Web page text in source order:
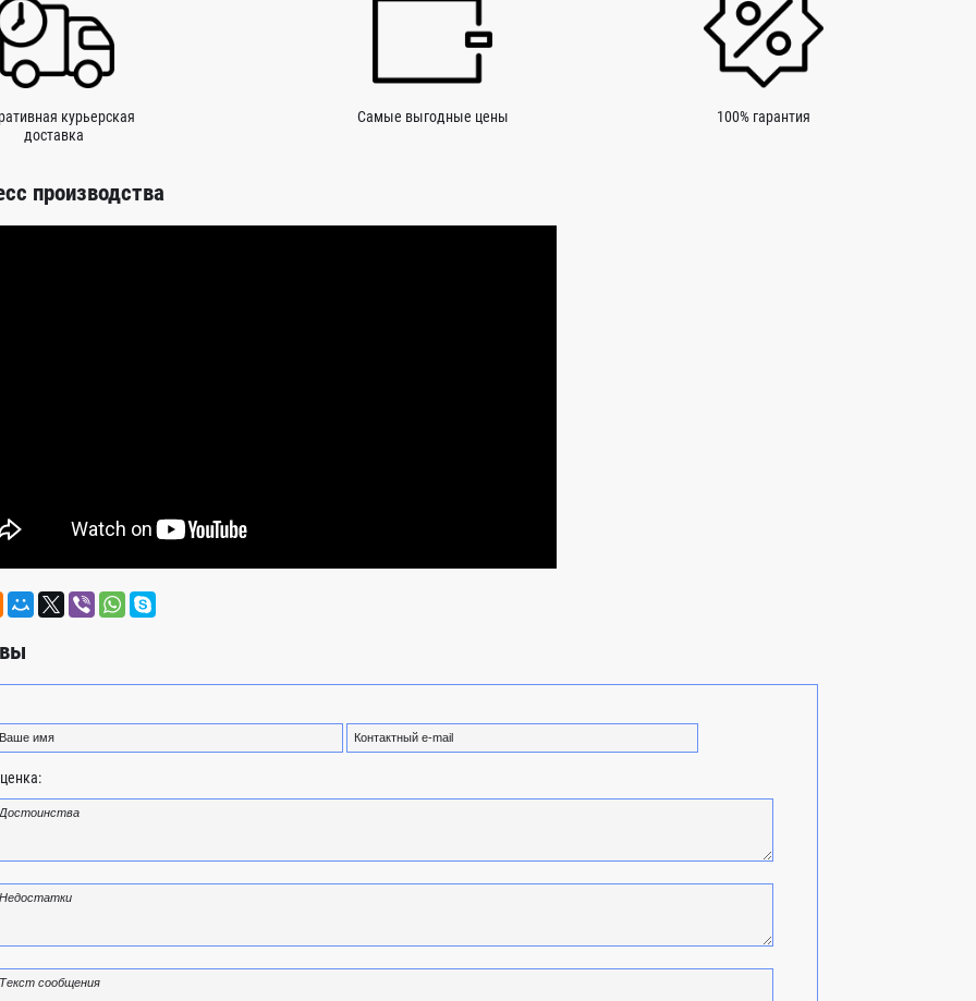
курьерская
доставка
Самые выгодные цены 100% гарантия
производства